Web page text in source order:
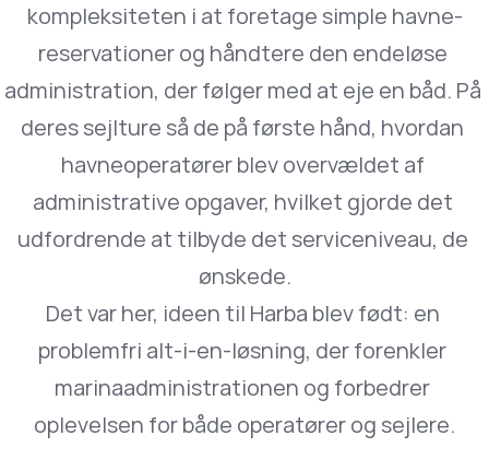
kompleksiteten i at foretage simple havne-
reservationer og håndtere den endeløse
administration, der følger med at eje en båd. På
deres sejlture så de på første hånd, hvordan
havneoperatører blev overvældet af
administrative opgaver, hvilket gjorde det
udfordrende at tilbyde det serviceniveau, de
ønskede.
Det var her, ideen til Harba blev født: en
problemfri alt-i-en-løsning, der forenkler
marinaadministrationen og forbedrer
oplevelsen for både operatører og sejlere.